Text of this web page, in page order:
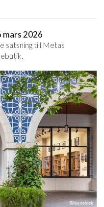
mars 2026
satsning till Metas